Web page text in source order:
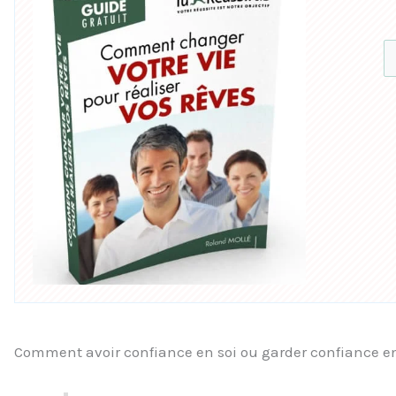
Comment avoir confiance en soi ou garder confiance